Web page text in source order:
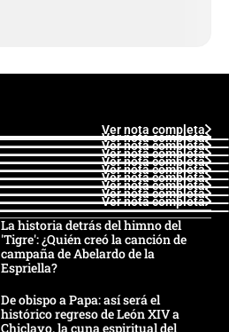
Ver nota completa
Ver nota completa
Ver nota completa
Ver nota completa
Ver nota completa
Ver nota completa
Ver nota completa
Ver nota completa
Ver nota completa
Ver nota completa
La historia detrás del himno del
'Tigre': ¿Quién creó la canción de
campaña de Abelardo de la
Espriella?
De obispo a Papa: así será el
histórico regreso de León XIV a
Chiclayo, la cuna espiritual del